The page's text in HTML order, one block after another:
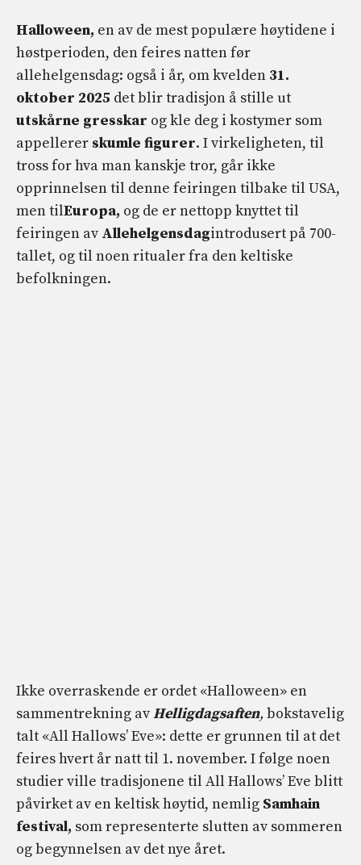
Halloween, en av de mest populære høytidene i
høstperioden, den feires natten før
allehelgensdag: også i år, om kvelden 31.
oktober 2025 det blir tradisjon å stille ut
utskårne gresskar og kle deg i kostymer som
appellerer skumle figurer. I virkeligheten, til
tross for hva man kanskje tror, ​​går ikke
opprinnelsen til denne feiringen tilbake til USA,
men tilEuropa, og de er nettopp knyttet til
feiringen av Allehelgensdagintrodusert på 700-
tallet, og til noen ritualer fra den keltiske
befolkningen.
Ikke overraskende er ordet «Halloween» en
sammentrekning avHelligdagsaften, bokstavelig
talt «All Hallows’ Eve»: dette er grunnen til at det
feires hvert år natt til 1. november. I følge noen
studier ville tradisjonene til All Hallows’ Eve blitt
påvirket av en keltisk høytid, nemlig Samhain
festival, som representerte slutten av sommeren
og begynnelsen av det nye året.